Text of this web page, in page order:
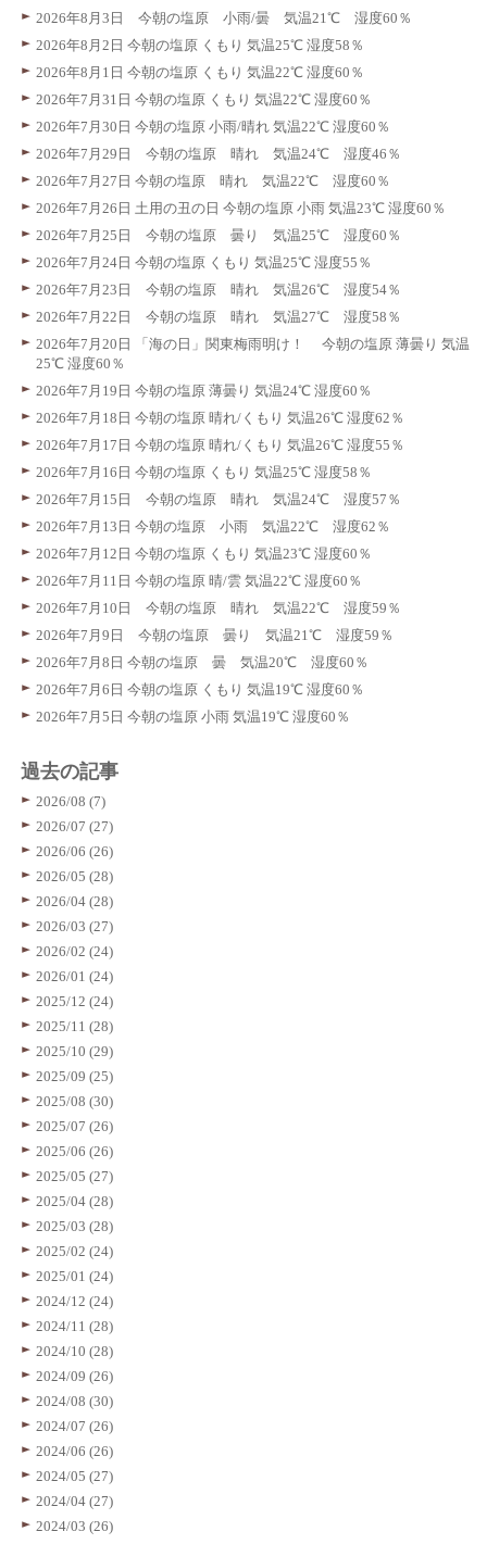
2026年8月3日 今朝の塩原 小雨/曇 気温21℃ 湿度60％
2026年8月2日 今朝の塩原 くもり 気温25℃ 湿度58％
2026年8月1日 今朝の塩原 くもり 気温22℃ 湿度60％
2026年7月31日 今朝の塩原 くもり 気温22℃ 湿度60％
2026年7月30日 今朝の塩原 小雨/晴れ 気温22℃ 湿度60％
2026年7月29日 今朝の塩原 晴れ 気温24℃ 湿度46％
2026年7月27日 今朝の塩原 晴れ 気温22℃ 湿度60％
2026年7月26日 土用の丑の日 今朝の塩原 小雨 気温23℃ 湿度60％
2026年7月25日 今朝の塩原 曇り 気温25℃ 湿度60％
2026年7月24日 今朝の塩原 くもり 気温25℃ 湿度55％
2026年7月23日 今朝の塩原 晴れ 気温26℃ 湿度54％
2026年7月22日 今朝の塩原 晴れ 気温27℃ 湿度58％
2026年7月20日 「海の日」関東梅雨明け！ 今朝の塩原 薄曇り 気温
25℃ 湿度60％
2026年7月19日 今朝の塩原 薄曇り 気温24℃ 湿度60％
2026年7月18日 今朝の塩原 晴れ/くもり 気温26℃ 湿度62％
2026年7月17日 今朝の塩原 晴れ/くもり 気温26℃ 湿度55％
2026年7月16日 今朝の塩原 くもり 気温25℃ 湿度58％
2026年7月15日 今朝の塩原 晴れ 気温24℃ 湿度57％
2026年7月13日 今朝の塩原 小雨 気温22℃ 湿度62％
2026年7月12日 今朝の塩原 くもり 気温23℃ 湿度60％
2026年7月11日 今朝の塩原 晴/雲 気温22℃ 湿度60％
2026年7月10日 今朝の塩原 晴れ 気温22℃ 湿度59％
2026年7月9日 今朝の塩原 曇り 気温21℃ 湿度59％
2026年7月8日 今朝の塩原 曇 気温20℃ 湿度60％
2026年7月6日 今朝の塩原 くもり 気温19℃ 湿度60％
2026年7月5日 今朝の塩原 小雨 気温19℃ 湿度60％
過去の記事
2026/08 (7)
2026/07 (27)
2026/06 (26)
2026/05 (28)
2026/04 (28)
2026/03 (27)
2026/02 (24)
2026/01 (24)
2025/12 (24)
2025/11 (28)
2025/10 (29)
2025/09 (25)
2025/08 (30)
2025/07 (26)
2025/06 (26)
2025/05 (27)
2025/04 (28)
2025/03 (28)
2025/02 (24)
2025/01 (24)
2024/12 (24)
2024/11 (28)
2024/10 (28)
2024/09 (26)
2024/08 (30)
2024/07 (26)
2024/06 (26)
2024/05 (27)
2024/04 (27)
2024/03 (26)